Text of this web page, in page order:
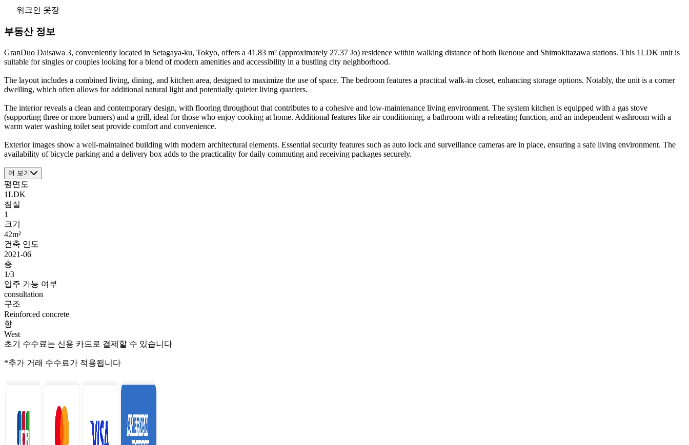
워크인 옷장
부동산 정보
GranDuo Daisawa 3, conveniently located in Setagaya-ku, Tokyo, offers a 41.83 m² (approximately 27.37 Jo) residence within walking distance of both Ikenoue and Shimokitazawa stations. This 1LDK unit is
suitable for singles or couples looking for a blend of modern amenities and accessibility in a bustling city neighborhood.
The layout includes a combined living, dining, and kitchen area, designed to maximize the use of space. The bedroom features a practical walk-in closet, enhancing storage options. Notably, the unit is a corner
dwelling, which often allows for additional natural light and potentially quieter living quarters.
The interior reveals a clean and contemporary design, with flooring throughout that contributes to a cohesive and low-maintenance living environment. The system kitchen is equipped with a gas stove
(supporting three or more burners) and a grill, ideal for those who enjoy cooking at home. Additional features like air conditioning, a bathroom with a reheating function, and an independent washroom with a
warm water washing toilet seat provide comfort and convenience.
Exterior images show a well-maintained building with modern architectural elements. Essential security features such as auto lock and surveillance cameras are in place, ensuring a safe living environment. The
availability of bicycle parking and a delivery box adds to the practicality for daily commuting and receiving packages securely.
더 보기
평면도
1LDK
침실
1
크기
42m²
건축 연도
2021-06
층
1/3
입주 가능 여부
consultation
구조
Reinforced concrete
향
West
초기 수수료는 신용 카드로 결제할 수 있습니다
*추가 거래 수수료가 적용됩니다